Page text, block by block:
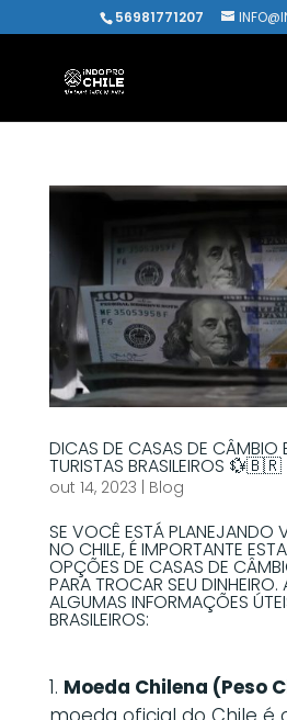
56981771207
DICAS DE CASAS DE CÂMBIO
TURISTAS BRASILEIROS 💱🇧🇷
out 14, 2023 | Blog
SE VOCÊ ESTÁ PLANEJANDO
NO CHILE, É IMPORTANTE
OPÇÕES DE CASAS DE
PARA TROCAR SEU DINHEIRO.
ALGUMAS INFORMAÇÕES
BRASILEIROS:
Moeda Chilena (Peso